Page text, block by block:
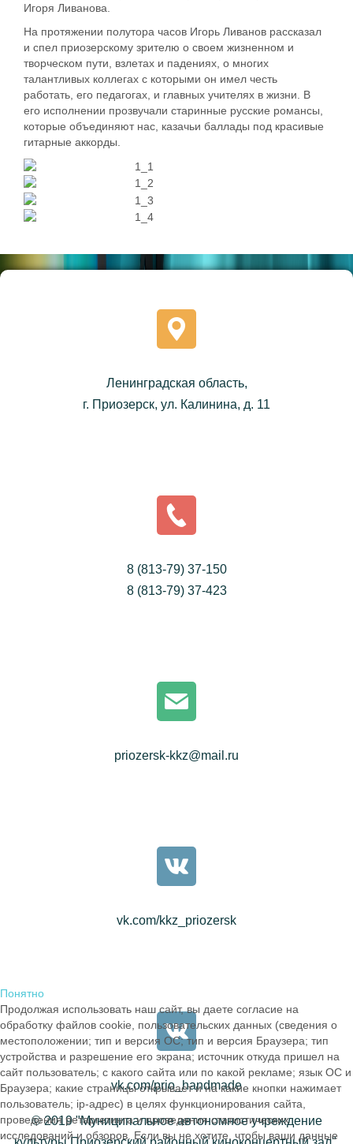
Игоря Ливанова.
На протяжении полутора часов Игорь Ливанов рассказал
и спел приозерскому зрителю о своем жизненном и
творческом пути, взлетах и падениях, о многих
талантливых коллегах с которыми он имел честь
работать, его педагогах, и главных учителях в жизни. В
его исполнении прозвучали старинные русские романсы,
которые объединяют нас, казачьи баллады под красивые
гитарные аккорды.
Ленинградская область,
г. Приозерск, ул. Калинина, д. 11
8 (813-79) 37-150
8 (813-79) 37-423
priozersk-kkz@mail.ru
vk.com/kkz_priozersk
vk.com/prio_handmade
© 2019 "Муниципальное автономное учреждение
Понятно
Продолжая использовать наш сайт, вы даете согласие на
обработку файлов cookie, пользовательских данных (сведения о
местоположении; тип и версия ОС; тип и версия Браузера; тип
устройства и разрешение его экрана; источник откуда пришел на
сайт пользователь; с какого сайта или по какой рекламе; язык ОС и
Браузера; какие страницы открывает и на какие кнопки нажимает
пользователь; ip-адрес) в целях функционирования сайта,
проведения ретаргетинга и проведения статистических
исследований и обзоров. Если вы не хотите, чтобы ваши данные